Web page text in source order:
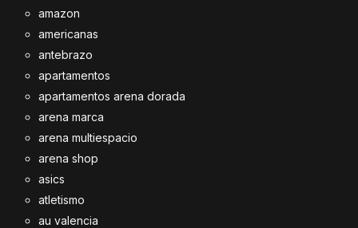
amazon
americanas
antebrazo
apartamentos
apartamentos arena dorada
arena marca
arena multiespacio
arena shop
asics
atletismo
au valencia